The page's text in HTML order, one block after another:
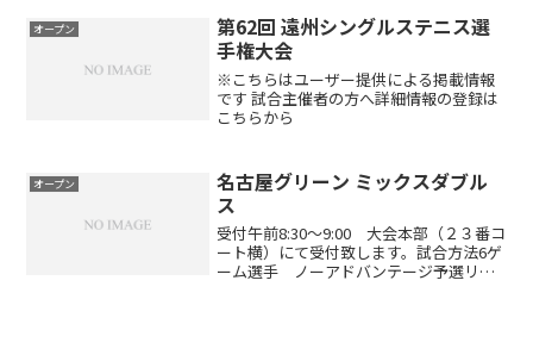
オープン
第62回 遠州シングルステニス選
手権大会
※こちらはユーザー提供による掲載情報
です 試合主催者の方へ詳細情報の登録は
こちらから
オープン
名古屋グリーン ミックスダブル
ス
受付午前8:30～9:00 大会本部（２３番コ
ート横）にて受付致します。試合方法6ゲ
ーム選手 ノーアドバンテージ予選リー